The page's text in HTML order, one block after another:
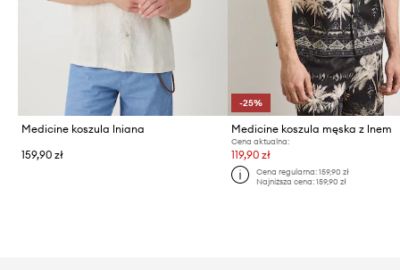
Medicine koszula lniana
159,90 zł
-25%
Medicine koszula męska z lnem
Cena aktualna:
119,90 zł
Cena regularna: 159,90 zł
Najniższa cena: 159,90 zł